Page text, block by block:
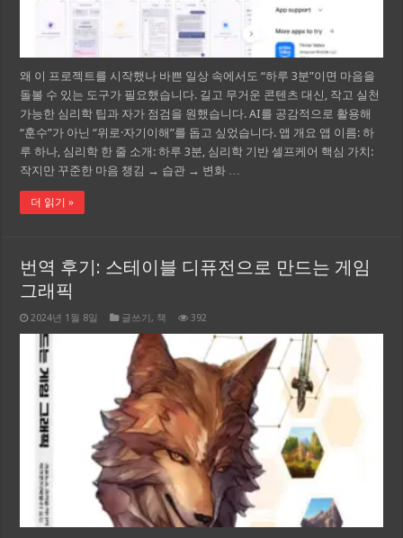
왜 이 프로젝트를 시작했나 바쁜 일상 속에서도 “하루 3분”이면 마음을
돌볼 수 있는 도구가 필요했습니다. 길고 무거운 콘텐츠 대신, 작고 실천
가능한 심리학 팁과 자가 점검을 원했습니다. AI를 공감적으로 활용해
“훈수”가 아닌 “위로·자기이해”를 돕고 싶었습니다. 앱 개요 앱 이름: 하
루 하나, 심리학 한 줄 소개: 하루 3분, 심리학 기반 셀프케어 핵심 가치:
작지만 꾸준한 마음 챙김 → 습관 → 변화 …
더 읽기 »
번역 후기: 스테이블 디퓨전으로 만드는 게임
그래픽
2024년 1월 8일 글쓰기, 책 392